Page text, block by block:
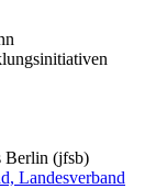
Berlin (jfsb)
Landesverband